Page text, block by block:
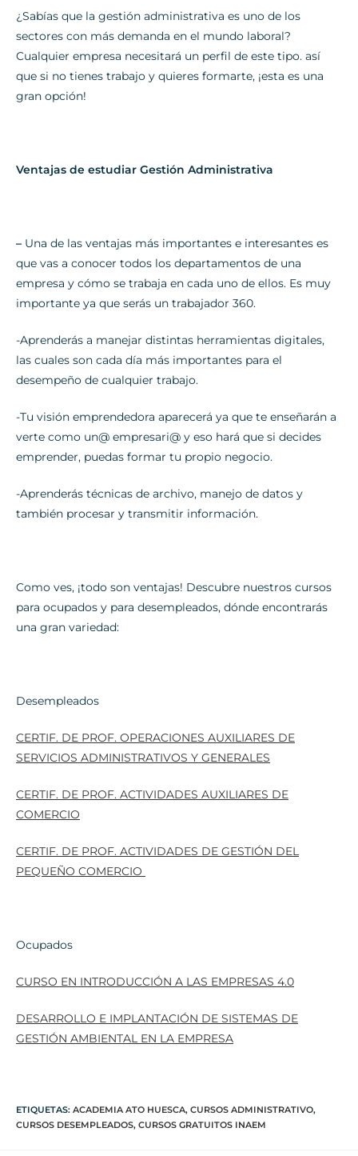
¿Sabías que la gestión administrativa es uno de los
sectores con más demanda en el mundo laboral?
Cualquier empresa necesitará un perfil de este tipo. así
que si no tienes trabajo y quieres formarte, ¡esta es una
gran opción!
Ventajas de estudiar Gestión Administrativa
– Una de las ventajas más importantes e interesantes es
que vas a conocer todos los departamentos de una
empresa y cómo se trabaja en cada uno de ellos. Es muy
importante ya que serás un trabajador 360.
-Aprenderás a manejar distintas herramientas digitales,
las cuales son cada día más importantes para el
desempeño de cualquier trabajo.
-Tu visión emprendedora aparecerá ya que te enseñarán a
verte como un@ empresari@ y eso hará que si decides
emprender, puedas formar tu propio negocio.
-Aprenderás técnicas de archivo, manejo de datos y
también procesar y transmitir información.
Como ves, ¡todo son ventajas! Descubre nuestros cursos
para ocupados y para desempleados, dónde encontrarás
una gran variedad:
Desempleados
CERTIF. DE PROF. OPERACIONES AUXILIARES DE
SERVICIOS ADMINISTRATIVOS Y GENERALES
CERTIF. DE PROF. ACTIVIDADES AUXILIARES DE
COMERCIO
CERTIF. DE PROF. ACTIVIDADES DE GESTIÓN DEL
PEQUEÑO COMERCIO
Ocupados
CURSO EN INTRODUCCIÓN A LAS EMPRESAS 4.0
DESARROLLO E IMPLANTACIÓN DE SISTEMAS DE
GESTIÓN AMBIENTAL EN LA EMPRESA
ETIQUETAS: ACADEMIA ATO HUESCA, CURSOS ADMINISTRATIVO,
CURSOS DESEMPLEADOS, CURSOS GRATUITOS INAEM